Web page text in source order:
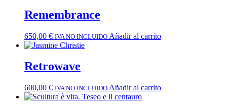
Remembrance
650,00 € IVA NO INCLUIDO Añadir al carrito
Retrowave
600,00 € IVA NO INCLUIDO Añadir al carrito